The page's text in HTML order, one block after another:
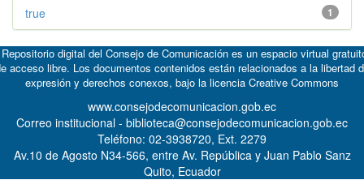
1
true
digital del Consejo de Comunicación es un espacio virtual
acceso libre. Los documentos contenidos están relacionados a la libertad
expresión y derechos conexos, bajo la licencia Creative Commons
www.consejodecomunicacion.gob.ec
Correo institucional - biblioteca@consejodecomunicacion.gob.ec
Teléfono: 02-3938720, Ext. 2279
Av.10 de Agosto N34-566, entre Av. República y Juan Pablo Sanz
Quito, Ecuador